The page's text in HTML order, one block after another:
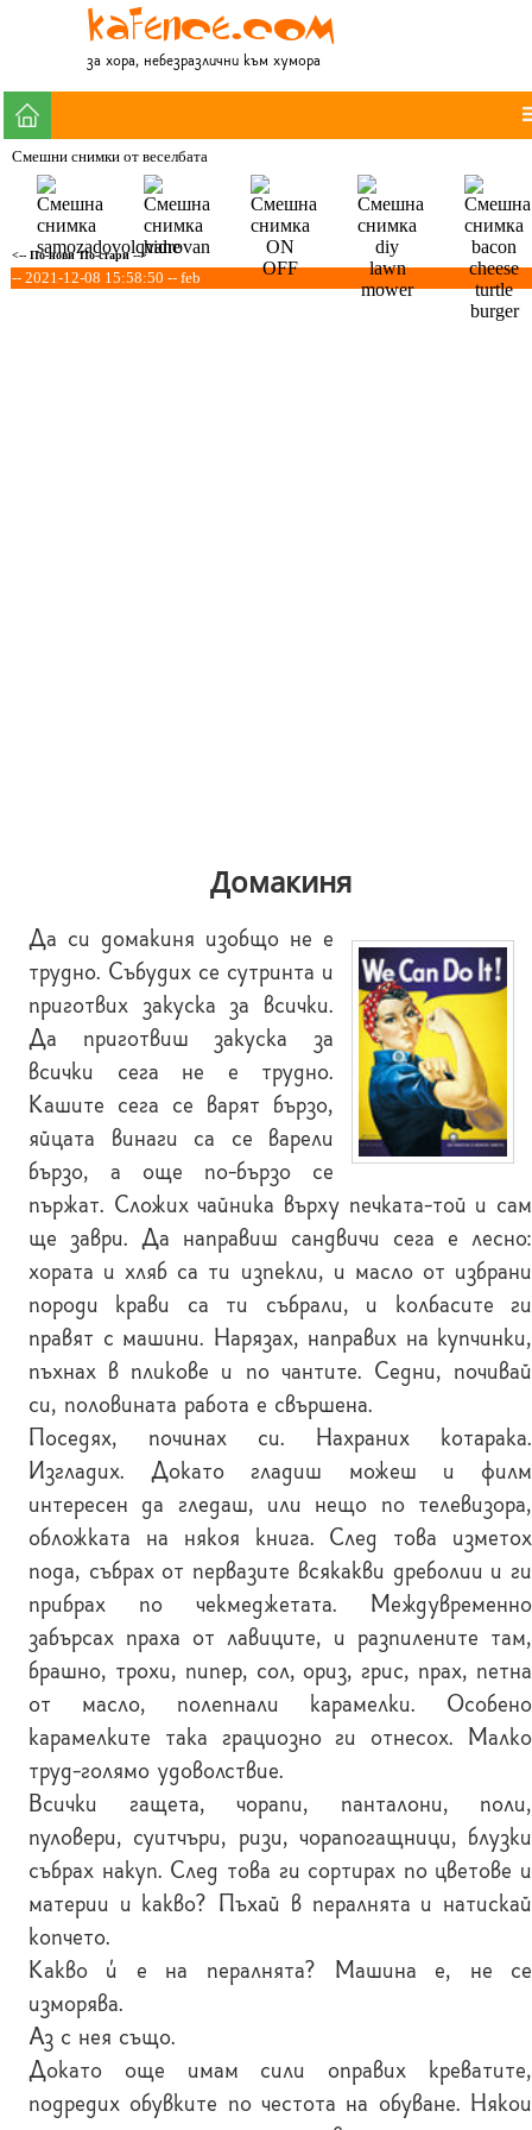
за хора, небезразлични към хумора
Смешни снимки от веселбата
<-- По-нови По-стари -->
-- 2021-12-08 15:58:50 -- feb
Домакиня
Да си домакиня изобщо не е
трудно. Събудих се сутринта и
приготвих закуска за всички.
Да приготвиш закуска за
всички сега не е трудно.
Кашите сега се варят бързо,
яйцата винаги са се варели
бързо, а още по-бързо се
пържат. Сложих чайника върху печката-той и сам
ще заври. Да направиш сандвичи сега е лесно:
хората и хляб са ти изпекли, и масло от избрани
породи крави са ти събрали, и колбасите ги
правят с машини. Нарязах, направих на купчинки,
пъхнах в пликове и по чантите. Седни, почивай
си, половината работа е свършена.
Поседях, починах си. Нахраних котарака.
Изгладих. Докато гладиш можеш и филм
интересен да гледаш, или нещо по телевизора,
обложката на някоя книга. След това изметох
пода, събрах от первазите всякакви дреболии и ги
прибрах по чекмеджетата. Междувременно
забърсах праха от лавиците, и разпилените там,
брашно, трохи, пипер, сол, ориз, грис, прах, петна
от масло, полепнали карамелки. Особено
карамелките така грациозно ги отнесох. Малко
труд-голямо удоволствие.
Всички гащета, чорапи, панталони, поли,
пуловери, суитчъри, ризи, чорапогащници, блузки
събрах накуп. След това ги сортирах по цветове и
материи и какво? Пъхай в пералнята и натискай
копчето.
Какво ѝ е на пералнята? Машина е, не се
изморява.
Аз с нея също.
Докато още имам сили оправих креватите,
подредих обувките по честота на обуване. Някои